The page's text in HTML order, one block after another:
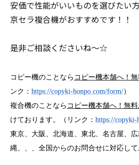
安価で性能がいいものを選びたい
京セラ複合機がおすすめです！！
是非ご相談くださいね～☆
コピー機のことなら コピー機本舗へ！
ンク： https://copyki-honpo.com/form/）
複合機のことなら コピー機本舗へ！無
けております。（リンク： https://copyki-
東京、大阪、北海道、東北、名古屋、
縄、、、全国からのお問合せに対応して